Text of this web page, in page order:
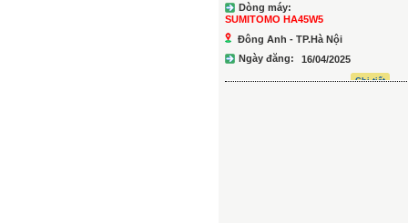
Dòng máy:
SUMITOMO HA45W5
Đông Anh - TP.Hà Nội
Ngày đăng:
16/04/2025
Chi tiết